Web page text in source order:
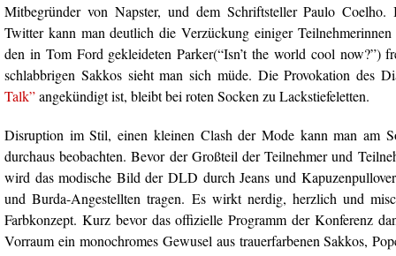
Mitbegründer von Napster, und dem Schriftsteller Paulo
Twitter kann man deutlich die Verzückung einiger Teilnehmerinnen
den in Tom Ford gekleideten Parker(“Isn’t the world cool now?”)
schlabbrigen Sakkos sieht man sich müde. Die Provokation des
Talk”angekündigt ist, bleibt bei roten Socken zu Lackstiefeletten.
Disruption im Stil, einen kleinen Clash der Mode kann man am
durchaus beobachten. Bevor der Großteil der Teilnehmer und
wird das modische Bild der DLD durch Jeans und
und Burda-Angestellten tragen. Es wirkt nerdig, herzlich und
Farbkonzept. Kurz bevor das offizielle Programm der Konferenz
Vorraum ein monochromes Gewusel aus trauerfarbenen Sakkos,